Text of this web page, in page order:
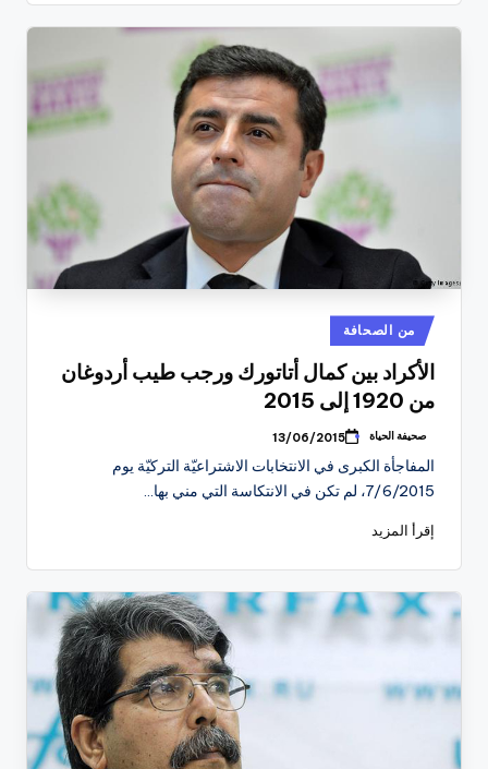
نُشر
في
من الصحافة
الأكراد بين كمال أتاتورك ورجب طيب أردوغان
من 1920 إلى 2015
تمّ
بواسطة
صحيفة الحياة 13/06/2015
المفاجأة الكبرى في الانتخابات الاشتراعيّة التركيّة يوم
7/6/2015، لم تكن في الانتكاسة التي مني بها…
إقرأ المزيد